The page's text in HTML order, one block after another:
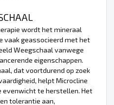
wordt het mineraal
vaak geassocieerd met het
Weegschaal vanwege
eigenschappen.
dat voortdurend op zoek
helpt Microcline
te herstellen. Het
tolerantie aan,